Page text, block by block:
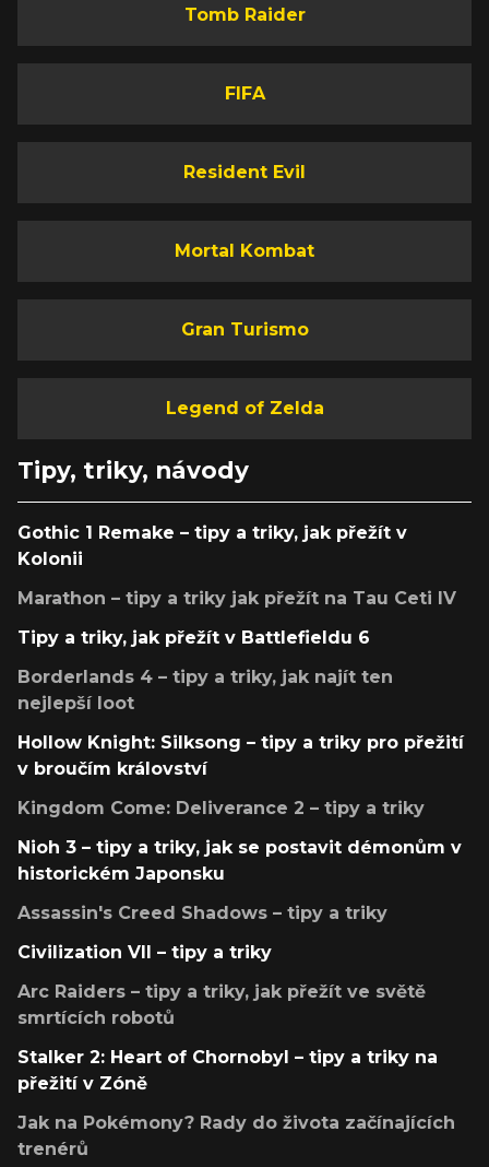
Tomb Raider
FIFA
Resident Evil
Mortal Kombat
Gran Turismo
Legend of Zelda
Tipy, triky, návody
Gothic 1 Remake – tipy a triky, jak přežít v
Kolonii
Marathon – tipy a triky jak přežít na Tau Ceti IV
Tipy a triky, jak přežít v Battlefieldu 6
Borderlands 4 – tipy a triky, jak najít ten
nejlepší loot
Hollow Knight: Silksong – tipy a triky pro přežití
v broučím království
Kingdom Come: Deliverance 2 – tipy a triky
Nioh 3 – tipy a triky, jak se postavit démonům v
historickém Japonsku
Assassin's Creed Shadows – tipy a triky
Civilization VII – tipy a triky
Arc Raiders – tipy a triky, jak přežít ve světě
smrtících robotů
Stalker 2: Heart of Chornobyl – tipy a triky na
přežití v Zóně
Jak na Pokémony? Rady do života začínajících
trenérů